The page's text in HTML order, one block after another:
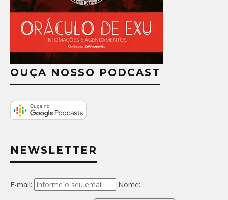
OUÇA NOSSO PODCAST
NEWSLETTER
E-mail: Nome: